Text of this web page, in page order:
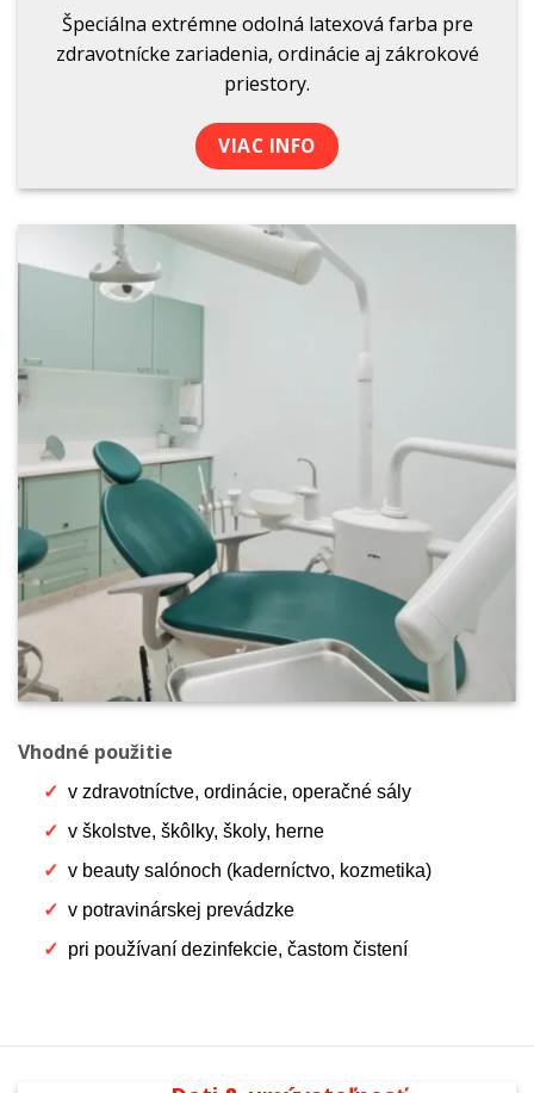
Špeciálna extrémne odolná latexová farba pre
zdravotnícke zariadenia, ordinácie aj zákrokové
priestory.
VIAC INFO
Vhodné použitie
v zdravotníctve, ordinácie, operačné sály
v školstve, škôlky, školy, herne
v beauty salónoch (kaderníctvo, kozmetika)
v potravinárskej prevádzke
pri používaní dezinfekcie, častom čistení